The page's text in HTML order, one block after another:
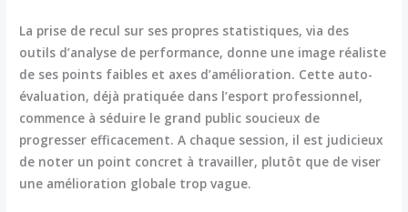
La prise de recul sur ses propres statistiques, via des
outils d’analyse de performance, donne une image réaliste
de ses points faibles et axes d’amélioration. Cette auto-
évaluation, déjà pratiquée dans l’esport professionnel,
commence à séduire le grand public soucieux de
progresser efficacement. A chaque session, il est judicieux
de noter un point concret à travailler, plutôt que de viser
une amélioration globale trop vague.